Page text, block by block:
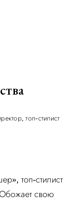
топ-стилист
топ-стилист
свою